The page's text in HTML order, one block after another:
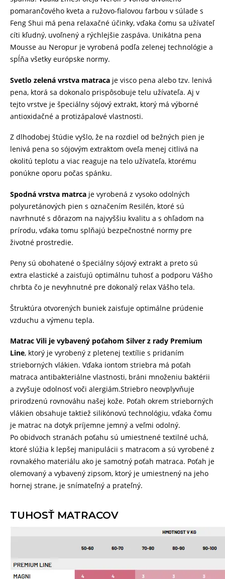
pomarančového kveta a ružovo-fialovou farbou v súlade s
Feng Shui má pena relaxačné účinky, vďaka čomu sa užívateľ
cíti kľudný, uvoľnený a rýchlejšie zaspáva. Unikátna pena
Mousse au Neropur je vyrobená podľa zelenej technológie a
spĺňa všetky európske normy.
Svetlo zelená vrstva matraca je visco pena alebo tzv. lenivá
pena, ktorá sa dokonalo prispôsobuje telu užívateľa. Aj v
tejto vrstve je špeciálny sójový extrakt, ktorý má výborné
antioxidačné a protizápalové vlastnosti.
Z dlhodobej štúdie vyšlo, že na rozdiel od bežných pien je
lenivá pena so sójovým extraktom oveľa menej citlivá na
okolitú teplotu a viac reaguje na telo užívateľa, ktorému
ponúkne oporu počas spánku.
Spodná vrstva matrca je vyrobená z vysoko odolných
polyuretánových pien s označením Resilén, ktoré sú
navrhnuté s dôrazom na najvyššiu kvalitu a s ohľadom na
prírodu, vďaka tomu splňajú bezpečnostné normy pre
životné prostredie.
Peny sú obohatené o špeciálny sójový extrakt a preto sú
extra elastické a zaisťujú optimálnu tuhosť a podporu Vášho
chrbta čo je nevyhnutné pre dokonalý relax Vášho tela.
Štruktúra otvorených buniek zaisťuje optimálne prúdenie
vzduchu a výmenu tepla.
Matrac Vili je vybavený poťahom Silver z rady Premium
Line, ktorý je vyrobený z pletenej textílie s pridaním
strieborných vlákien. Vďaka iontom striebra má poťah
matraca antibakteriálne vlastnosti, bráni množeniu baktérii
a zvyšuje odolnosť voči alergiám.Striebro neovplyvňuje
prirodzenú rovnováhu našej kože. Poťah okrem strieborných
vlákien obsahuje taktiež silikónovú technológiu, vďaka čomu
je matrac na dotyk príjemne jemný a veľmi odolný.
Po obidvoch stranách poťahu sú umiestnené textilné uchá,
ktoré slúžia k lepšej manipulácii s matracom a sú vyrobené z
rovnakého materiálu ako je samotný poťah matraca. Poťah je
olemovaný a vybavený zipsom, ktorý je umiestnený na jeho
hornej strane, je snímateľný a prateľný.
TUHOSŤ MATRACOV